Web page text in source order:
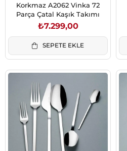
Korkmaz A2062 Vinka 72
Parça Çatal Kaşık Takımı
₺7.299,00
SEPETE EKLE